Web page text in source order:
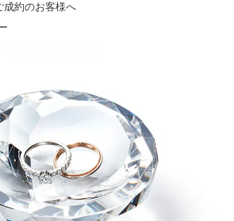
成約のお客様へ